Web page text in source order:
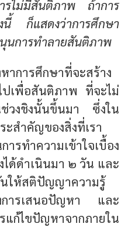
รไม่มีสันติภาพ ถ้าการ
นี้ ก็แสดงว่าการศึกษา
นการทำลายสันติภาพ
าการศึกษาที่จะสร้าง
เพื่อสันติภาพ ที่จะไม่
ช่วงชิงนั้นขึ้นมา ซึ่งใน
ะสำคัญของสิ่งที่เรา
รทำความเข้าใจเบื้อง
ด้ดำเนินมา ๒ วัน และ
ให้สติปัญญาความรู้
ารเสนอปัญหา และ
ก้ไขปัญหาจากภายใน